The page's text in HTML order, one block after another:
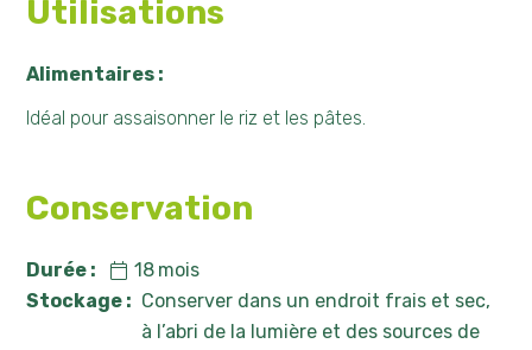
Utilisations
Alimentaires :
Idéal pour assaisonner le riz et les pâtes.
Conservation
Durée : 18 mois
Stockage : Conserver dans un endroit frais et sec,
à l’abri de la lumière et des sources de